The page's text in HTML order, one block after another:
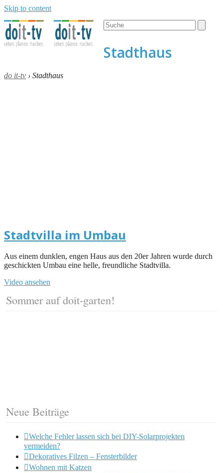
Skip to content
Open
mobile
Close
mobile
Search
Stadthaus
do it-tv › Stadthaus
Stadtvilla im Umbau
Aus einem dunklen, engen Haus aus den 20er Jahren wurde durch
geschickten Umbau eine helle, freundliche Stadtvilla.
Video ansehen
Sommer auf doit-garten!
Neue Beiträge
Welche Fehler lassen sich bei DIY-Solarprojekten
vermeiden?
Dekoratives Filzen – Fensterbilder
Wohnen mit Katzen